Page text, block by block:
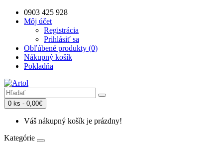
0903 425 928
Môj účet
Registrácia
Prihlásiť sa
Obľúbené produkty (0)
Nákupný košík
Pokladňa
0 ks - 0,00€
Váš nákupný košík je prázdny!
Kategórie